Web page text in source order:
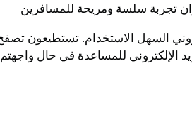
تجربة سلسة ومريحة للمسافرين
السهل الاستخدام. تستطيعون تصفح
الإلكتروني للمساعدة في حال